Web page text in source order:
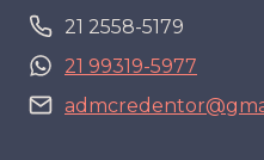
21 2558-5179
21 99319-5977